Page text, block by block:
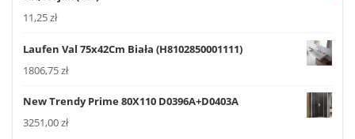
11,25zł
Laufen Val 75x42Cm Biała (H8102850001111)
1806,75zł
New Trendy Prime 80X110 D0396A+D0403A
3251,00zł